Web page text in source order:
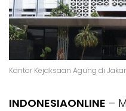
Kantor Kejaksaan Agung di
INDONESIAONLINE –